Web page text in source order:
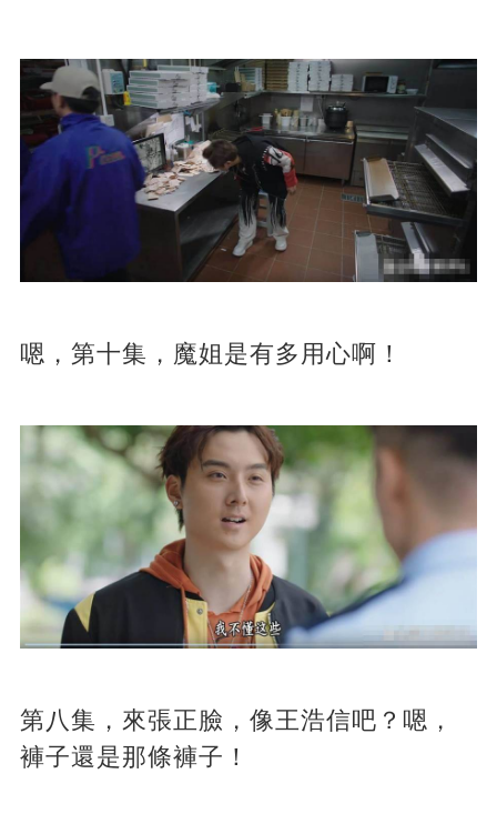
嗯，第十集，魔姐是有多用心啊！
第八集，來張正臉，像王浩信吧？嗯，
褲子還是那條褲子！